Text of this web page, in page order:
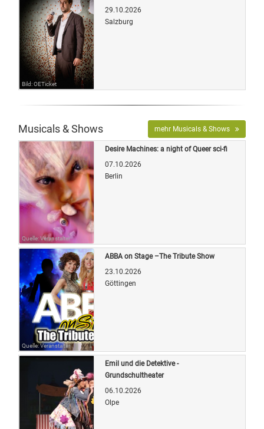
Bild: OETicket
29.10.2026
Salzburg
Musicals & Shows mehr Musicals & Shows
Quelle: Veranstalter
Desire Machines: a night of Queer sci-fi
07.10.2026
Berlin
Quelle: Veranstalter
ABBA on Stage –The Tribute Show
23.10.2026
Göttingen
Emil und die Detektive -
Grundschultheater
06.10.2026
Olpe